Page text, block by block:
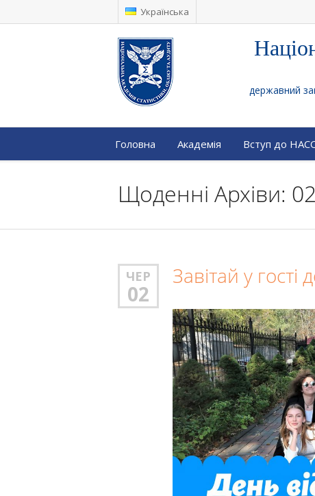
Українська
державний
Головна Академія Вступ до
Щоденні Архіви:
ЧЕР
02
Завітай у гості